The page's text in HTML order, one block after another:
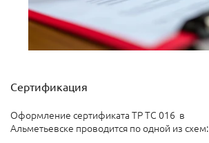
Сертификация
Оформление сертификата ТР ТС 016 в
Альметьевске проводится по одной из схем: